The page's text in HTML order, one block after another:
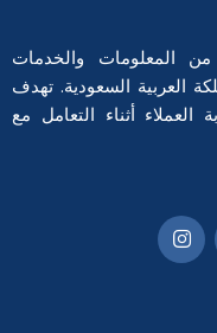
المعلومات والخدمات
العربية السعودية. تهدف
أثناء التعامل مع